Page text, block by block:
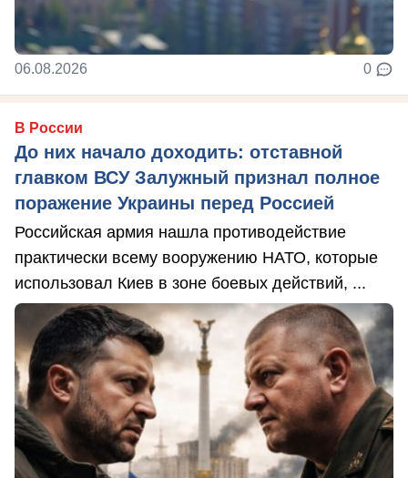
06.08.2026 0
В России
До них начало доходить: отставной
главком ВСУ Залужный признал полное
поражение Украины перед Россией
Российская армия нашла противодействие
практически всему вооружению НАТО, которые
использовал Киев в зоне боевых действий, ...